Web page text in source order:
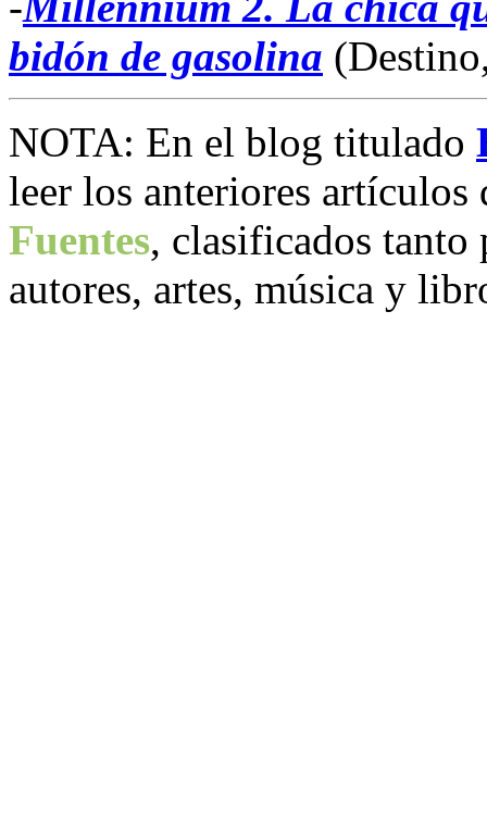
bidón de gasolina
NOTA: En el blog titulado
leer los anteriores artículos
Fuentes, clasificados tanto
autores, artes, música y